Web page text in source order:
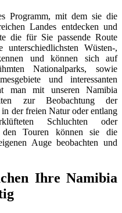
Programm, mit dem sie die
Landes entdecken und
die für Sie passende Route
Wüsten-,
und können sich auf
Nationalparks, sowie
und interessanten
man mit unseren Namibia
zur Beobachtung der
der freien Natur oder entlang
Schluchten oder
den Touren können sie die
Auge beobachten und
Ihre Namibia